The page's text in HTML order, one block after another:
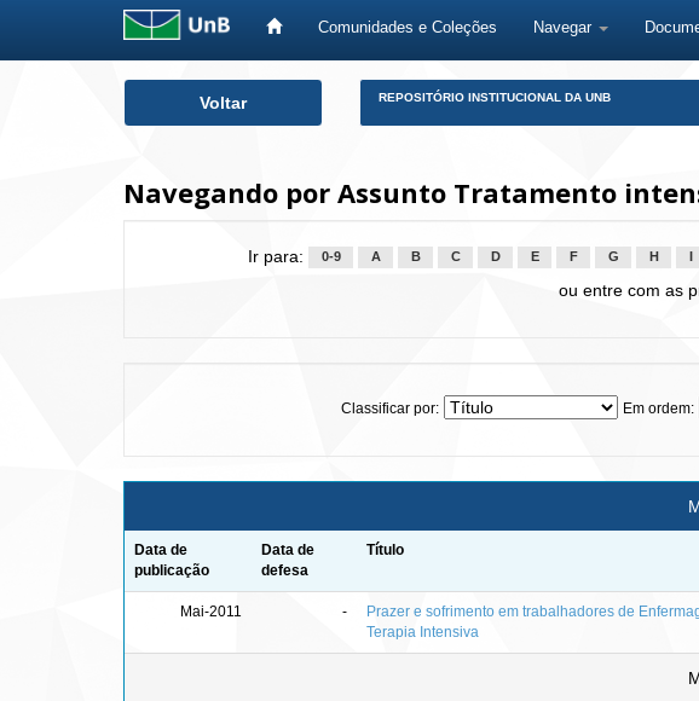
Comunidades e Coleções Navegar
Voltar REPOSITÓRIO INSTITUCIONAL DA UNB
Navegando por Assunto Tratamento
Ir para: 0-9 A B C D E F G H
ou entre com as
Classificar por: Em ordem:
Data de
publicação
Data de
defesa
Título
Mai-2011 -
Prazer e sofrimento em trabalhadores de
Terapia Intensiva